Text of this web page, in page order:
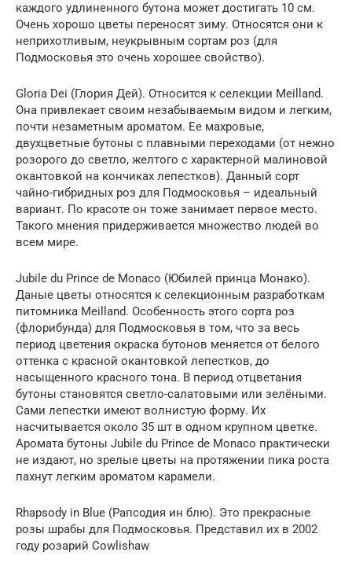
каждого удлиненного бутона может достигать 10 см.
Очень хорошо цветы переносят зиму. Относятся они к
неприхотливым, неукрывным сортам роз (для
Подмосковья это очень хорошее свойство).
Gloria Dei (Глория Дей). Относится к селекции Meilland.
Она привлекает своим незабываемым видом и легким,
почти незаметным ароматом. Ее махровые,
двухцветные бутоны с плавными переходами (от нежно
розорого до светло, желтого с характерной малиновой
окантовкой на кончиках лепестков). Данный сорт
чайно-гибридных роз для Подмосковья – идеальный
вариант. По красоте он тоже занимает первое место.
Такого мнения придерживается множество людей во
всем мире.
Jubile du Prince de Monaco (Юбилей принца Монако).
Даные цветы относятся к селекционным разработкам
питомника Meilland. Особенность этого сорта роз
(флорибунда) для Подмосковья в том, что за весь
период цветения окраска бутонов меняется от белого
оттенка с красной окантовкой лепестков, до
насыщенного красного тона. В период отцветания
бутоны становятся светло-салатовыми или зелёными.
Сами лепестки имеют волнистую форму. Их
насчитывается около 35 шт в одном крупном цветке.
Аромата бутоны Jubile du Prince de Monaco практически
не издают, но зрелые цветы на протяжении пика роста
пахнут легким ароматом карамели.
Rhapsody in Blue (Рапсодия ин блю). Это прекрасные
розы шрабы для Подмосковья. Представил их в 2002
году розарий Cowlishaw